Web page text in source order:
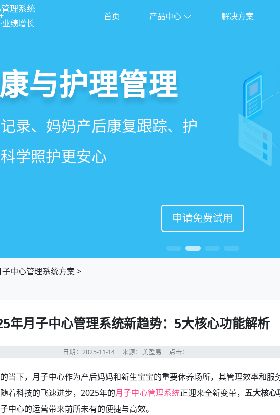
理系统
业绩增长
首页 产品中心 解决方案
中心管理系统
中心入住、护理、餐饮、会员、
程管理
申请免费试用
与护理管理
录、妈妈产后康复跟踪、护
学照护更安心
申请免费试用
约管理
入住、智能排房、资源调
与客户满意度
申请免费试用
与智能锁客
定制、精准营销、客户关
转介绍
申请免费试用
子中心管理系统方案>
年月子中心管理系统新趋势：5大核心功能解析
日期：2025-11-14来源：美盈易 点击：
当下，月子中心作为产后妈妈和新生宝宝的重要休养场所，其管理效率和服
着科技的飞速进步，2025年的月子中心管理系统正迎来全新变革， 五大核心
中心的运营带来前所未有的便捷与高效。